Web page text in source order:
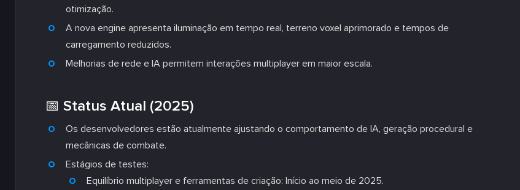
otimização.
A nova engine apresenta iluminação em tempo real, terreno voxel aprimorado e tempos de
carregamento reduzidos.
Melhorias de rede e IA permitem interações multiplayer em maior escala.
📅 Status Atual (2025)
Os desenvolvedores estão atualmente ajustando o comportamento de IA, geração procedural e
mecânicas de combate.
Estágios de testes:
Equilíbrio multiplayer e ferramentas de criação: Início ao meio de 2025.